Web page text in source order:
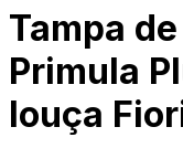
Tampa
Primula
louça